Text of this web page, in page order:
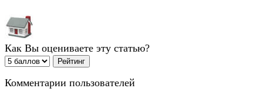
Как Вы оцениваете эту статью?
Комментарии пользователей